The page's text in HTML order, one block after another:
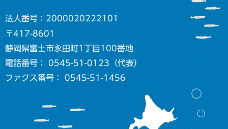
法人番号：2000020222101
〒417-8601
静岡県富士市永田町1丁目100番地
電話番号： 0545-51-0123（代表）
ファクス番号： 0545-51-1456